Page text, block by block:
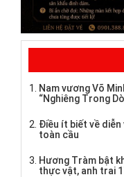
Nam vương Võ
“Nghiêng Trong
Điều ít biết về
toàn cầu
Hương Tràm bật
thực vật, anh trai